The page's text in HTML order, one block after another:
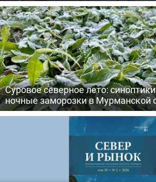
Суровое северное лето:
ночные заморозки в Мурманской